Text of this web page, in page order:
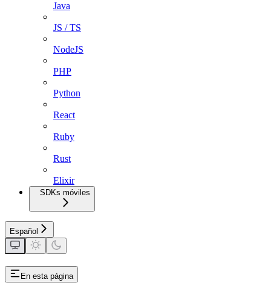
Java
JS / TS
NodeJS
PHP
Python
React
Ruby
Rust
Elixir
SDKs móviles
Español
En esta página